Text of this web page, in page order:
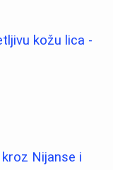
kožu lica -
Nijanse i